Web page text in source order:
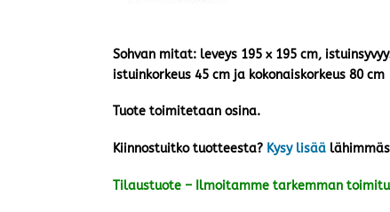
Sohvan mitat: leveys 195 x 195 cm,
istuinkorkeus 45 cm ja kokonaiskorkeus 80 cm
Tuote toimitetaan osina.
Kiinnostuitko tuotteesta? Kysy lisää
Tilaustuote – Ilmoitamme tarkemman